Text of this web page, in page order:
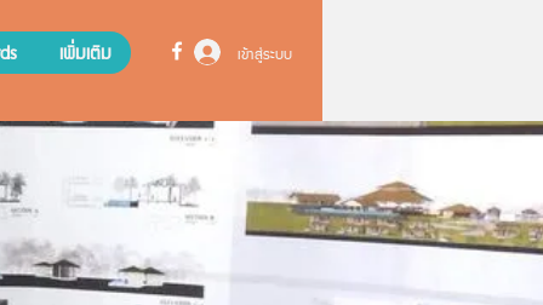
เพิ่มเติม เข้าสู่ระบบ